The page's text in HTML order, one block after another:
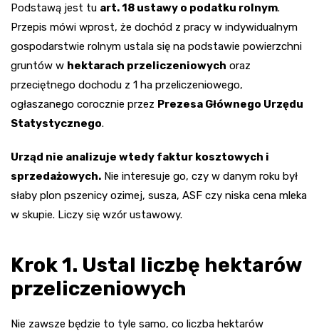
Podstawą jest tu art. 18 ustawy o podatku rolnym.
Przepis mówi wprost, że dochód z pracy w indywidualnym
gospodarstwie rolnym ustala się na podstawie powierzchni
gruntów w hektarach przeliczeniowych oraz
przeciętnego dochodu z 1 ha przeliczeniowego,
ogłaszanego corocznie przez Prezesa Głównego Urzędu
Statystycznego.
Urząd nie analizuje wtedy faktur kosztowych i
sprzedażowych. Nie interesuje go, czy w danym roku był
słaby plon pszenicy ozimej, susza, ASF czy niska cena mleka
w skupie. Liczy się wzór ustawowy.
Krok 1. Ustal liczbę hektarów
przeliczeniowych
Nie zawsze będzie to tyle samo, co liczba hektarów